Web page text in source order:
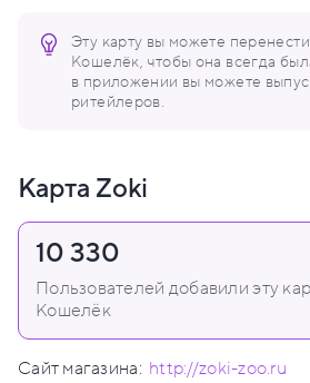
Эту карту вы можете
Кошелёк, чтобы она всегда
в приложении вы можете
ритейлеров.
Карта Zoki
10 330
Пользователей добавили эту
Кошелёк
Сайт магазина: http://zoki-zoo.ru